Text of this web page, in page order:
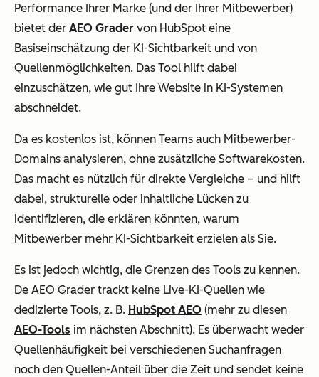
Performance Ihrer Marke (und der Ihrer Mitbewerber)
bietet der AEO Grader von HubSpot eine
Basiseinschätzung der KI-Sichtbarkeit und von
Quellenmöglichkeiten. Das Tool hilft dabei
einzuschätzen, wie gut Ihre Website in KI-Systemen
abschneidet.
Da es kostenlos ist, können Teams auch Mitbewerber-
Domains analysieren, ohne zusätzliche Softwarekosten.
Das macht es nützlich für direkte Vergleiche – und hilft
dabei, strukturelle oder inhaltliche Lücken zu
identifizieren, die erklären könnten, warum
Mitbewerber mehr KI-Sichtbarkeit erzielen als Sie.
Es ist jedoch wichtig, die Grenzen des Tools zu kennen.
De AEO Grader trackt keine Live-KI-Quellen wie
dedizierte Tools, z. B. HubSpot AEO (mehr zu diesen
AEO-Tools im nächsten Abschnitt). Es überwacht weder
Quellenhäufigkeit bei verschiedenen Suchanfragen
noch den Quellen-Anteil über die Zeit und sendet keine